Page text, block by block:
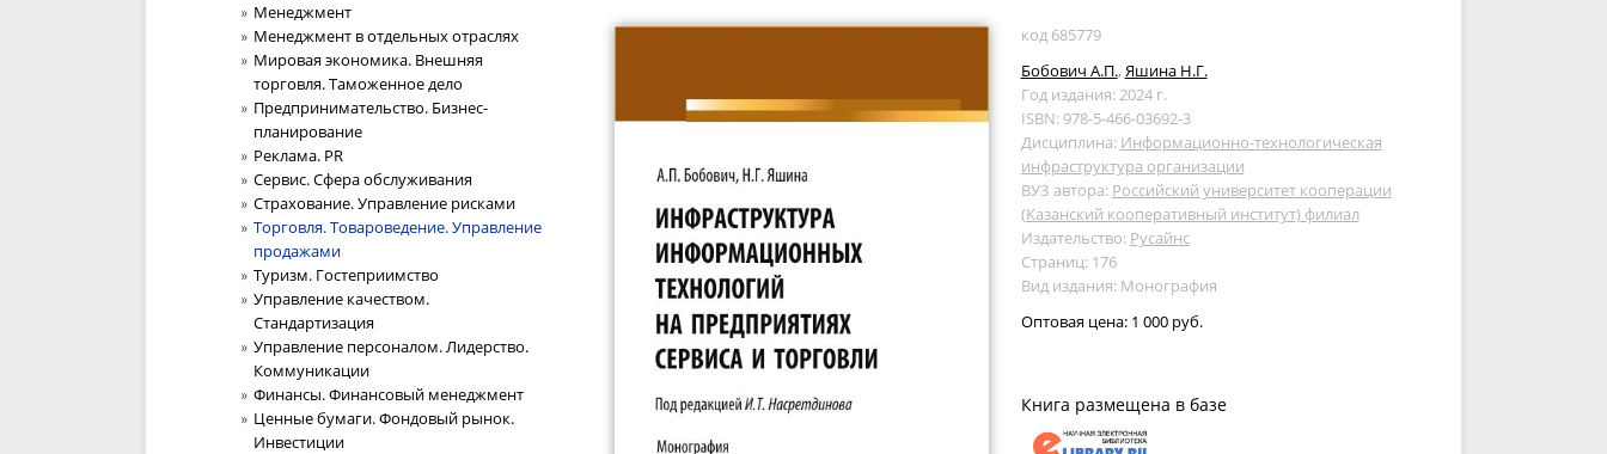
Менеджмент
Менеджмент в отдельных отраслях
Мировая экономика. Внешняя
торговля. Таможенное дело
Предпринимательство. Бизнес-
планирование
Реклама. PR
Сервис. Сфера обслуживания
Страхование. Управление рисками
Торговля. Товароведение. Управление
продажами
Туризм. Гостеприимство
Управление качеством.
Стандартизация
Управление персоналом. Лидерство.
Коммуникации
Финансы. Финансовый менеджмент
Ценные бумаги. Фондовый рынок.
Инвестиции
код 685779
Бобович А.П., Яшина Н.Г.
Год издания: 2024 г.
ISBN: 978-5-466-03692-3
Дисциплина: Информационно-технологическая
инфраструктура организации
ВУЗ автора: Российский университет кооперации
(Казанский кооперативный институт) филиал
Издательство: Русайнс
Страниц: 176
Вид издания: Монография
Оптовая цена: 1 000 руб.
Книга размещена в базе